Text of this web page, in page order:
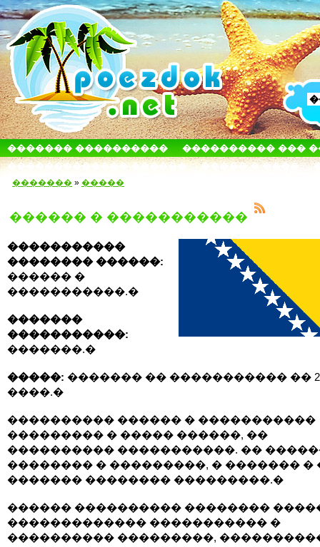
������� ����������
���������� ���
������������� ������
����� � ����
������� » �����
������ � �����������
�����������
�������� ������:
������ �
�����������.�
�������
�����������:
�������.�
�����: ������� �� ����������� �� 2
����.�
���������� ������ � �����������
��������� � ����� ������, ��
���������� �����������. ��
�������� � ���������, � ������� �
������� �������� ���������.�
������ ���������� ��������
������������� ����������� �
���������� ���������,